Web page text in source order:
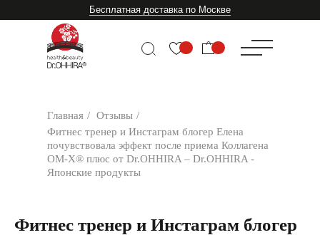
Бесплатная доставка по Москве
Главная / Отзывы /
Фитнес тренер и Инстаграм блогер Елена
почувствовала эффект после приема Коллагена
ОМ-Х® плюс от Dr.OHHIRA – Dr.OHHIRA -
Японские продукты
Фитнес тренер и Инстаграм блогер